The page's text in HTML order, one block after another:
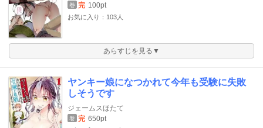
巻 完 100pt
お気に入り：103人
あらすじを見る▼
ヤンキー娘になつかれて今年も受験に失敗
しそうです
ジェームスほたて
巻 完 650pt